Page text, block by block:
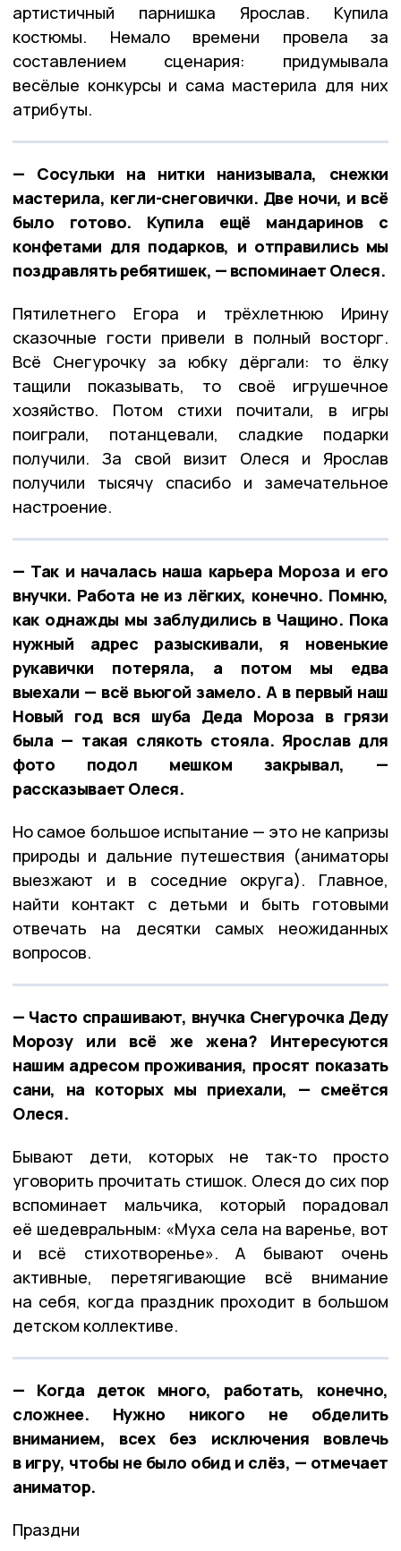
артистичный парнишка Ярослав. Купила
костюмы. Немало времени провела за
составлением сценария: придумывала
весёлые конкурсы и сама мастерила для них
атрибуты.
— Сосульки на нитки нанизывала, снежки
мастерила, кегли-снеговички. Две ночи, и всё
было готово. Купила ещё мандаринов с
конфетами для подарков, и отправились мы
поздравлять ребятишек, — вспоминает Олеся.
Пятилетнего Егора и трёхлетнюю Ирину
сказочные гости привели в полный восторг.
Всё Снегурочку за юбку дёргали: то ёлку
тащили показывать, то своё игрушечное
хозяйство. Потом стихи почитали, в игры
поиграли, потанцевали, сладкие подарки
получили. За свой визит Олеся и Ярослав
получили тысячу спасибо и замечательное
настроение.
— Так и началась наша карьера Мороза и его
внучки. Работа не из лёгких, конечно. Помню,
как однажды мы заблудились в Чащино. Пока
нужный адрес разыскивали, я новенькие
рукавички потеряла, а потом мы едва
выехали — всё вьюгой замело. А в первый наш
Новый год вся шуба Деда Мороза в грязи
была — такая слякоть стояла. Ярослав для
фото подол мешком закрывал, —
рассказывает Олеся.
Но самое большое испытание — это не капризы
природы и дальние путешествия (аниматоры
выезжают и в соседние округа). Главное,
найти контакт с детьми и быть готовыми
отвечать на десятки самых неожиданных
вопросов.
— Часто спрашивают, внучка Снегурочка Деду
Морозу или всё же жена? Интересуются
нашим адресом проживания, просят показать
сани, на которых мы приехали, — смеётся
Олеся.
Бывают дети, которых не так-то просто
уговорить прочитать стишок. Олеся до сих пор
вспоминает мальчика, который порадовал
её шедевральным: «Муха села на варенье, вот
и всё стихотворенье». А бывают очень
активные, перетягивающие всё внимание
на себя, когда праздник проходит в большом
детском коллективе.
— Когда деток много, работать, конечно,
сложнее. Нужно никого не обделить
вниманием, всех без исключения вовлечь
в игру, чтобы не было обид и слёз, — отмечает
аниматор.
Праздни